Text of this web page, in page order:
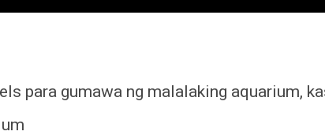
para gumawa ng malalaking aquarium,